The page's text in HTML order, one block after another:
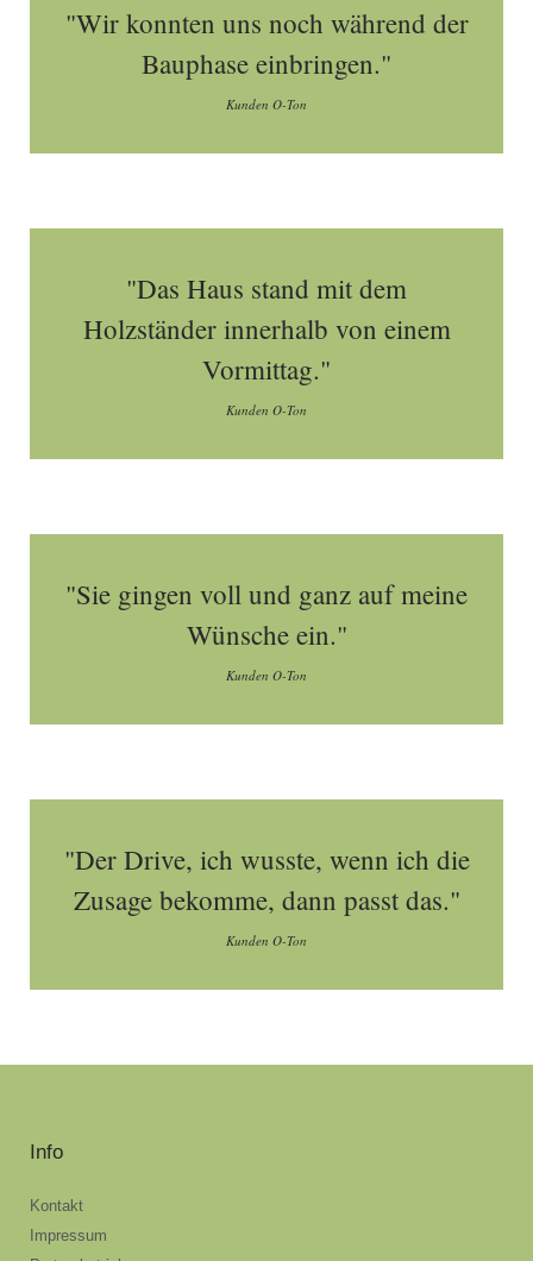
"Wir konnten uns noch während der
Bauphase einbringen."
Kunden O-Ton
"Das Haus stand mit dem
Holzständer innerhalb von einem
Vormittag."
Kunden O-Ton
"Sie gingen voll und ganz auf meine
Wünsche ein."
Kunden O-Ton
"Der Drive, ich wusste, wenn ich die
Zusage bekomme, dann passt das."
Kunden O-Ton
Info
Kontakt
Impressum